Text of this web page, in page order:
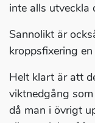
inte alls utveckla
Sannolikt är
kroppsfixering
Helt klart är att
viktnedgång
då man i övrigt